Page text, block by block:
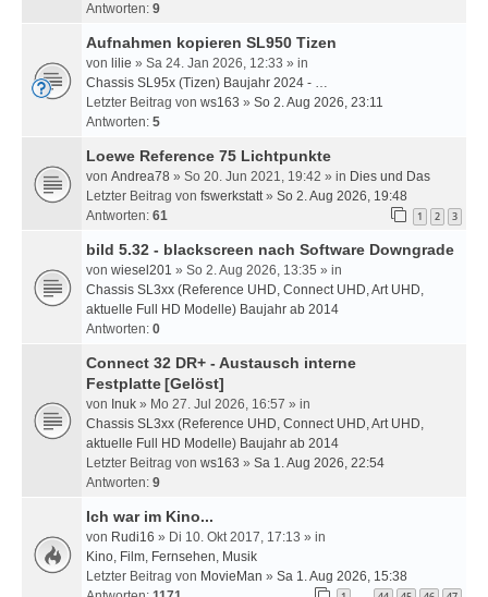
Antworten: 9
Aufnahmen kopieren SL950 Tizen
von lilie » Sa 24. Jan 2026, 12:33 » in
Chassis SL95x (Tizen) Baujahr 2024 - …
Letzter Beitrag von ws163 » So 2. Aug 2026, 23:11
Antworten: 5
Loewe Reference 75 Lichtpunkte
von Andrea78 » So 20. Jun 2021, 19:42 » in Dies und Das
Letzter Beitrag von fswerkstatt» So 2. Aug 2026, 19:48
Antworten: 61 1 2 3
bild 5.32 - blackscreen nach Software Downgrade
von wiesel201 » So 2. Aug 2026, 13:35 » in
Chassis SL3xx (Reference UHD, Connect UHD, Art UHD,
aktuelle Full HD Modelle) Baujahr ab 2014
Antworten: 0
Connect 32 DR+ - Austausch interne
Festplatte[Gelöst]
von Inuk » Mo 27. Jul 2026, 16:57 » in
Chassis SL3xx (Reference UHD, Connect UHD, Art UHD,
aktuelle Full HD Modelle) Baujahr ab 2014
Letzter Beitrag von ws163 » Sa 1. Aug 2026, 22:54
Antworten: 9
Ich war im Kino...
von Rudi16 » Di 10. Okt 2017, 17:13 » in
Kino, Film, Fernsehen, Musik
Letzter Beitrag von MovieMan » Sa 1. Aug 2026, 15:38